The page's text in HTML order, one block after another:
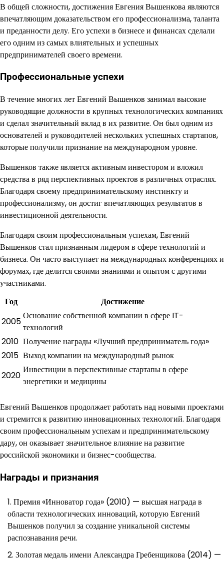
В общей сложности, достижения Евгения Вышенкова являются
впечатляющим доказательством его профессионализма, таланта
и преданности делу. Его успехи в бизнесе и финансах сделали
его одним из самых влиятельных и успешных
предпринимателей своего времени.
Профессиональные успехи
В течение многих лет Евгений Вышенков занимал высокие
руководящие должности в крупных технологических компаниях
и сделал значительный вклад в их развитие. Он был одним из
основателей и руководителей нескольких успешных стартапов,
которые получили признание на международном уровне.
Вышенков также является активным инвестором и вложил
средства в ряд перспективных проектов в различных отраслях.
Благодаря своему предпринимательскому инстинкту и
профессионализму, он достиг впечатляющих результатов в
инвестиционной деятельности.
Благодаря своим профессиональным успехам, Евгений
Вышенков стал признанным лидером в сфере технологий и
бизнеса. Он часто выступает на международных конференциях и
форумах, где делится своими знаниями и опытом с другими
участниками.
Год
Достижение
2005
Основание собственной компании в сфере IT-
технологий
2010 Получение награды «Лучший предприниматель года»
2015 Выход компании на международный рынок
2020
Инвестиции в перспективные стартапы в сфере
энергетики и медицины
Евгений Вышенков продолжает работать над новыми проектами
и стремится к развитию инновационных технологий. Благодаря
своим профессиональным успехам и предпринимательскому
дару, он оказывает значительное влияние на развитие
российской экономики и бизнес-сообщества.
Награды и признания
Премия «Инноватор года» (2010) — высшая награда в
области технологических инноваций, которую Евгений
Вышенков получил за создание уникальной системы
распознавания речи.
Золотая медаль имени Александра Гребенщикова (2014) —